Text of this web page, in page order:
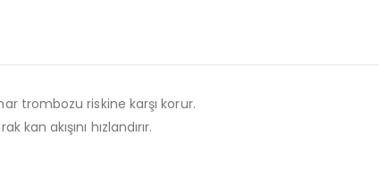
trombozu riskine karşı korur.
akışını hızlandırır.